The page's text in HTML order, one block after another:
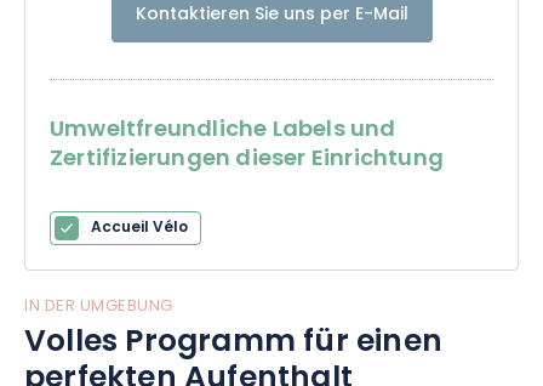
Kontaktieren Sie uns per E-Mail
Umweltfreundliche Labels und
Zertifizierungen dieser Einrichtung
Accueil Vélo
IN DER UMGEBUNG
Volles Programm für einen